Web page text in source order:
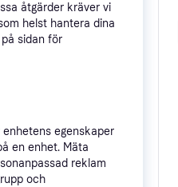
åtgärder kräver vi
helst hantera dina
sidan för
egenskaper
en enhet. Mäta
reklam
och